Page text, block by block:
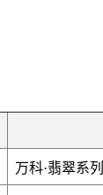
万科·翡翠系列